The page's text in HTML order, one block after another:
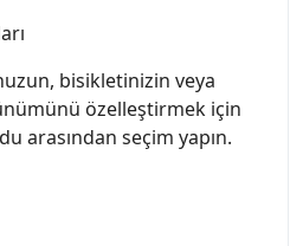
bisikletinizin veya
özelleştirmek için
arasından seçim yapın.